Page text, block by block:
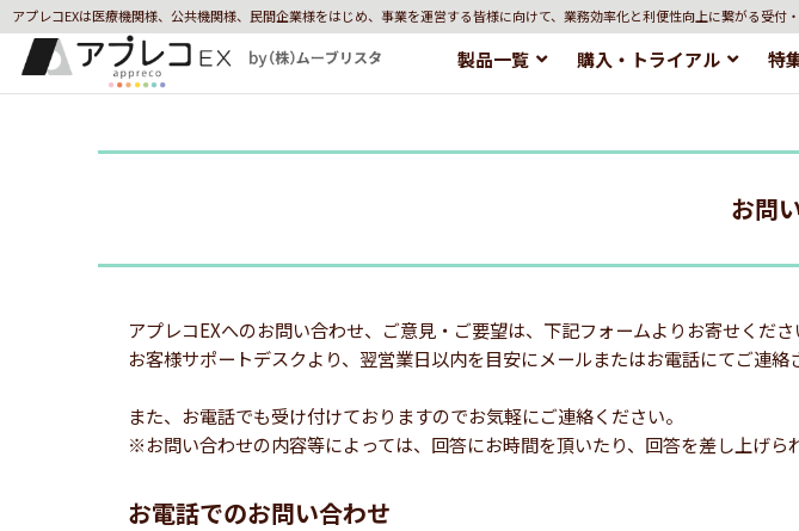
アプレコEXは医療機関様、公共機関様、民間企業様をはじめ、事業を運営する皆様に向けて、業務効率化と利便性向上に繋がる受付
製品一覧 購入・トライアル 特
お問
アプレコEXへのお問い合わせ、ご意見・ご要望は、下記フォームよりお寄せくださ
お客様サポートデスクより、翌営業日以内を目安にメールまたはお電話にてご連絡
また、お電話でも受け付けておりますのでお気軽にご連絡ください。
※お問い合わせの内容等によっては、回答にお時間を頂いたり、回答を差し上げら
お電話でのお問い合わせ